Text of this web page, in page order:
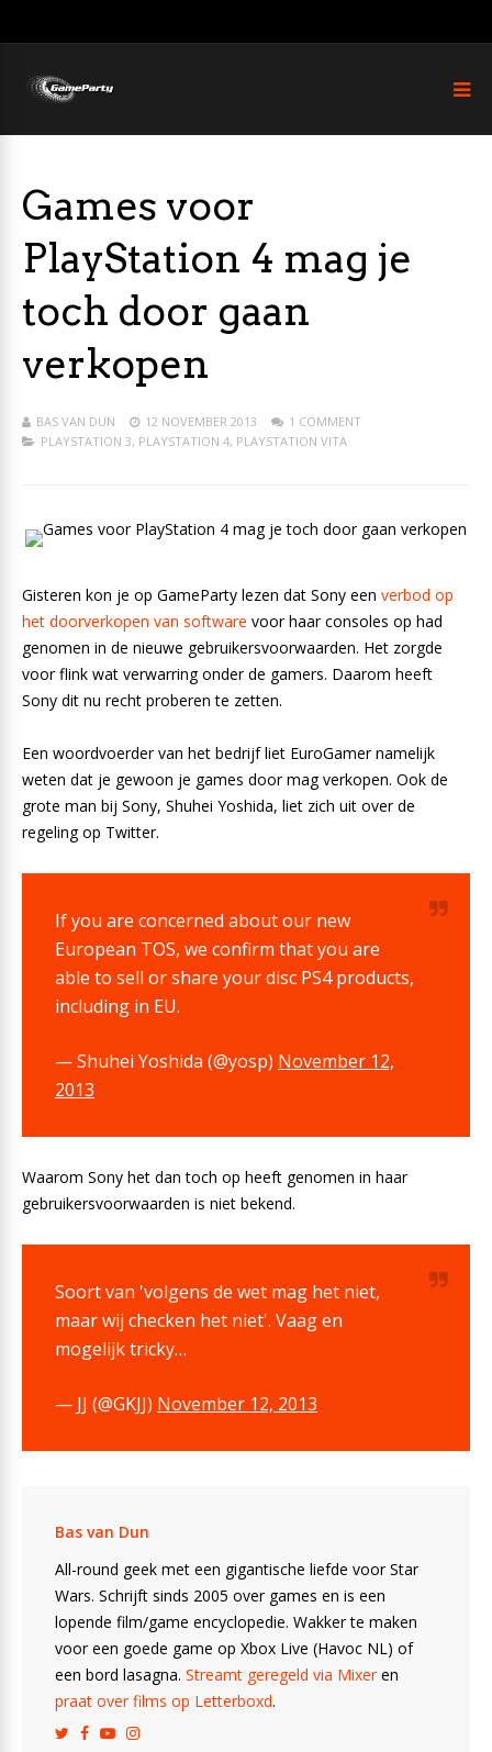
Games voor
PlayStation 4 mag je
toch door gaan
verkopen
BAS VAN DUN 12 NOVEMBER 2013
1 COMMENT
PLAYSTATION 3, PLAYSTATION 4, PLAYSTATION VITA
Gisteren kon je op GameParty lezen dat Sony een verbod op
het doorverkopen van software voor haar consoles op had
genomen in de nieuwe gebruikersvoorwaarden. Het zorgde
voor flink wat verwarring onder de gamers. Daarom heeft
Sony dit nu recht proberen te zetten.
Een woordvoerder van het bedrijf liet EuroGamer namelijk
weten dat je gewoon je games door mag verkopen. Ook de
grote man bij Sony, Shuhei Yoshida, liet zich uit over de
regeling op Twitter.
If you are concerned about our new
European TOS, we confirm that you are
able to sell or share your disc PS4 products,
including in EU.
— Shuhei Yoshida (@yosp) November 12,
2013
Waarom Sony het dan toch op heeft genomen in haar
gebruikersvoorwaarden is niet bekend.
Soort van 'volgens de wet mag het niet,
maar wij checken het niet'. Vaag en
mogelijk tricky…
— JJ (@GKJJ) November 12, 2013
Bas van Dun
All-round geek met een gigantische liefde voor Star
Wars. Schrijft sinds 2005 over games en is een
lopende film/game encyclopedie. Wakker te maken
voor een goede game op Xbox Live (Havoc NL) of
een bord lasagna. Streamt geregeld via Mixeren
praat over films op Letterboxd.